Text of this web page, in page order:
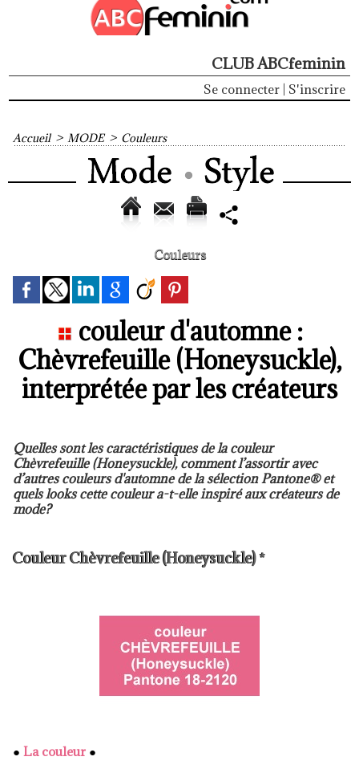
CLUB ABCfeminin
Se connecter S'inscrire
Accueil > MODE > Couleurs
Couleurs
couleur d'automne :
Chèvrefeuille (Honeysuckle),
interprétée par les créateurs
Quelles sont les caractéristiques de la couleur
Chèvrefeuille (Honeysuckle), comment l’assortir avec
d’autres couleurs d'automne de la sélection Pantone® et
quels looks cette couleur a-t-elle inspiré aux créateurs de
mode?
Couleur Chèvrefeuille (Honeysuckle) *
La couleur ●